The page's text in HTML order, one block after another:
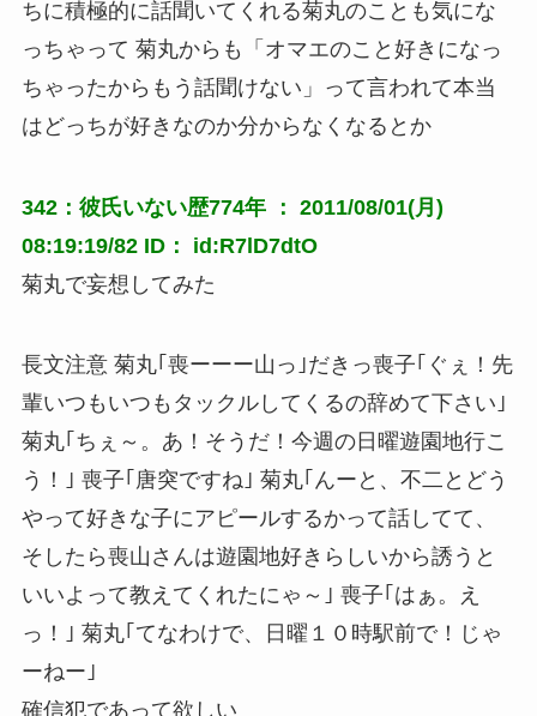
ちに積極的に話聞いてくれる菊丸のことも気にな
っちゃって 菊丸からも「オマエのこと好きになっ
ちゃったからもう話聞けない」って言われて本当
はどっちが好きなのか分からなくなるとか
342：彼氏いない歴774年 ： 2011/08/01(月)
08:19:19/82 ID： id:R7lD7dtO
菊丸で妄想してみた
長文注意 菊丸｢喪ーーー山っ｣だきっ喪子｢ぐぇ！先
輩いつもいつもタックルしてくるの辞めて下さい｣
菊丸｢ちぇ～。あ！そうだ！今週の日曜遊園地行こ
う！｣ 喪子｢唐突ですね｣ 菊丸｢んーと、不二とどう
やって好きな子にアピールするかって話してて、
そしたら喪山さんは遊園地好きらしいから誘うと
いいよって教えてくれたにゃ～｣ 喪子｢はぁ。え
っ！｣ 菊丸｢てなわけで、日曜１０時駅前で！じゃ
ーねー｣
確信犯であって欲しい